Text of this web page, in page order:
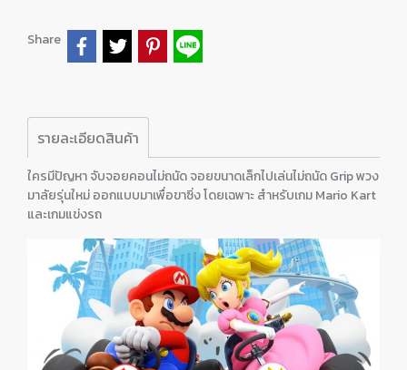
Share
รายละเอียดสินค้า
ใครมีปัญหา จับจอยคอนไม่ถนัด จอยขนาดเล็กไปเล่นไม่ถนัด Grip พวง
มาลัยรุ่นใหม่ ออกแบบมาเพื่อขาซิ่ง โดยเฉพาะ สำหรับเกม Mario Kart
และเกมแข่งรถ